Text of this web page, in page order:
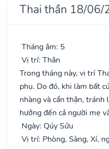
Thai thần 18/06/
Tháng âm: 5
Vị trí: Thân
Trong tháng này, vị trí
phụ. Do đó, khi làm bất
nhàng và cẩn thận, tránh
hưởng đến cả người mẹ
Ngày: Qúy Sửu
Vị trí: Phòng, Sàng, Xí,